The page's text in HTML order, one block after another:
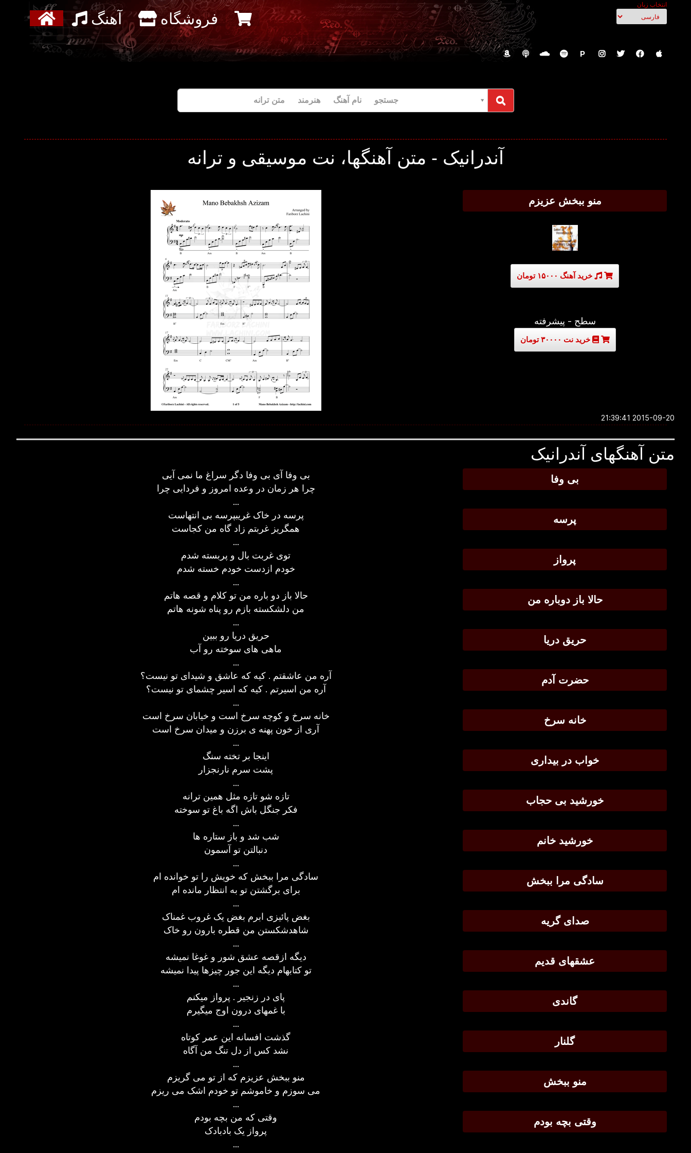
انتخاب زبان
آهنگ فروشگاه
P
جستجو نام آهنگ هنرمند متن ترانه
آندرانیک - متن آهنگها، نت موسیقی و ترانه
منو ببخش عزیزم
خرید آهنگ ۱۵۰۰۰ تومان
سطح - پیشرفته
خرید نت ۳۰۰۰۰ تومان
2015-09-20 21:39:41
متن آهنگهای آندرانیک
بی وفا
بی وفا آی بی وفا دگر سراغ ما نمی آیی
چرا هر زمان در وعده امروز و فردایی چرا
...
پرسه
پرسه در خاک غریبپرسه بی انتهاست
همگریز غربتم زاد گاه من کجاست
...
پرواز
توی غربت بال و پربسته شدم
خودم ازدست خودم خسته شدم
...
حالا باز دوباره من
حالا باز دو باره من تو کلام و قصه هاتم
من دلشکسته بازم رو پناه شونه هاتم
...
حریق دریا
حریق دریا رو ببین
ماهی های سوخته رو آب
...
حضرت آدم
آره من عاشقتم . کیه که عاشق و شیدای تو نیست؟
آره من اسیرتم . کیه که اسیر چشمای تو نیست؟
...
خانه سرخ
خانه سرخ و کوچه سرخ است و خیابان سرخ است
آری از خون پهنه ی برزن و میدان سرخ است
...
خواب در بیداری
اینجا بر تخته سنگ
پشت سرم نارنجزار
...
خورشید بی حجاب
تازه شو تازه مثل همین ترانه
فکر جنگل باش اگه باغ تو سوخته
...
خورشید خانم
شب شد و باز ستاره ها
دنبالتن تو آسمون
...
سادگی مرا ببخش
سادگی مرا ببخش که خویش را تو خوانده ام
برای برگشتن تو به انتظار مانده ام
...
صدای گریه
بغض پائیزی ابرم بغض یک غروب غمناک
شاهدشکستن من قطره بارون رو خاک
...
عشقهای قدیم
دیگه ازقصه عشق شور و غوغا نمیشه
تو کتابهام دیگه این جور چیزها پیدا نمیشه
...
گاندی
پای در زنجیر . پرواز میکنم
با غمهای درون اوج میگیرم
...
گلنار
گذشت افسانه این عمر کوتاه
نشد کس از دل تنگ من آگاه
...
منو ببخش
منو ببخش عزیزم که از تو می گریزم
می سوزم و خاموشم تو خودم اشک می ریزم
...
وقتی بچه بودم
وقتی که من بچه بودم
پرواز یک بادبادک
...